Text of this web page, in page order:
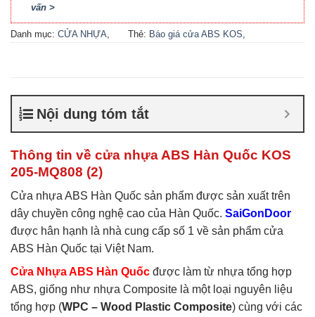
vấn >
Danh mục: CỬA NHỰA,
Thẻ: Báo giá cửa ABS KOS,
nhựa ABS Hàn Quốc là gì
Cửa nhựa ABS Hàn Quốc
tại TP Vĩnh,Cửa nhựa ABS
nhựa ABS KOS
Nội dung tóm tắt
Thông tin về cửa nhựa ABS Hàn Quốc KOS
205-MQ808 (2)
Cửa nhựa ABS Hàn Quốc sản phẩm được sản xuất trên
dây chuyền công nghệ cao của Hàn Quốc. SaiGonDoor
được hân hạnh là nhà cung cấp số 1 về sản phẩm cửa
ABS Hàn Quốc tại Việt Nam.
Cửa Nhựa ABS Hàn Quốc được làm từ nhựa tổng hợp
ABS, giống như nhựa Composite là một loại nguyên liệu
tổng hợp (WPC – Wood Plastic Composite) cùng với các